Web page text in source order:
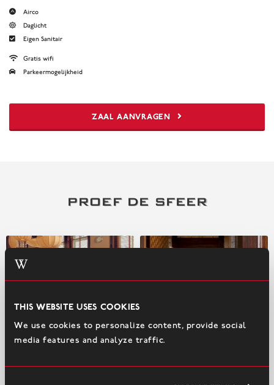
This website uses cookies
We use cookies to personalize content, provide social
media features and analyze traffic.
Airco
Daglicht
Eigen Sanitair
Gratis wifi
Parkeermogelijkheid
ZAAL AANVRAGEN
PROEF DE SFEER